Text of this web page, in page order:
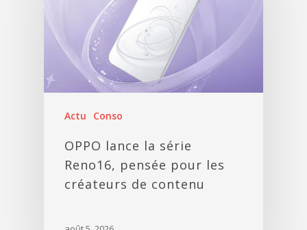
Actu Conso
OPPO lance la série
Reno16, pensée pour les
créateurs de contenu